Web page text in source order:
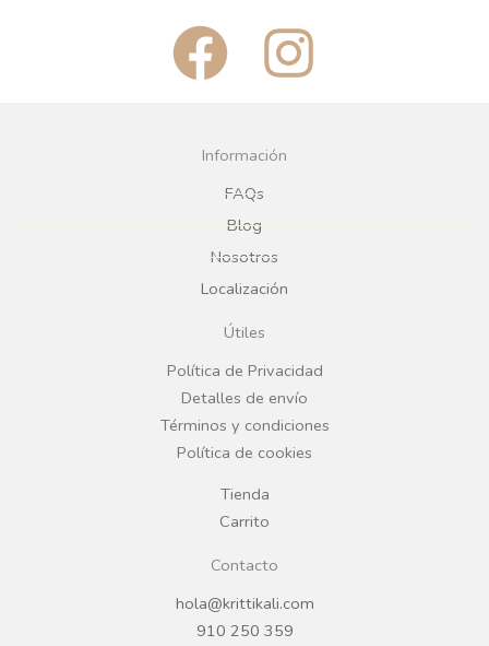
F
a
c
e
b
o
o
k
I
n
g
r
a
Información
FAQs
Blog
Nosotros
Localización
Útiles
Política de Privacidad
Detalles de envío
Términos y condiciones
Política de cookies
Tienda
Carrito
Contacto
hola@krittikali.com
910 250 359